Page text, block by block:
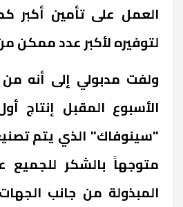
العمل على تأمين أكبر
لتوفيره لأكبر عدد ممكن
ولفت مدبولي إلى أنه
الأسبوع المقبل إنتاج
"سينوفاك" الذي يتم
متوجهاً بالشكر
المبذولة من جانب